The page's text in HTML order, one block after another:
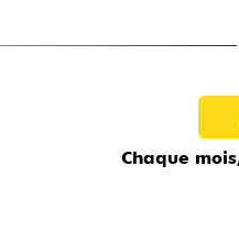
Chaque